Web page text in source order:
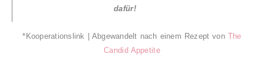
dafür!
*Kooperationslink | Abgewandelt nach einem Rezept von The
Candid Appetite